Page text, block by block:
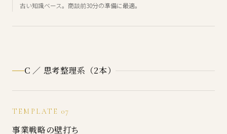
古い知識ベース。商談前30分の準備に最適。
C ／ 思考整理系（2本）
TEMPLATE 07
事業戦略の壁打ち